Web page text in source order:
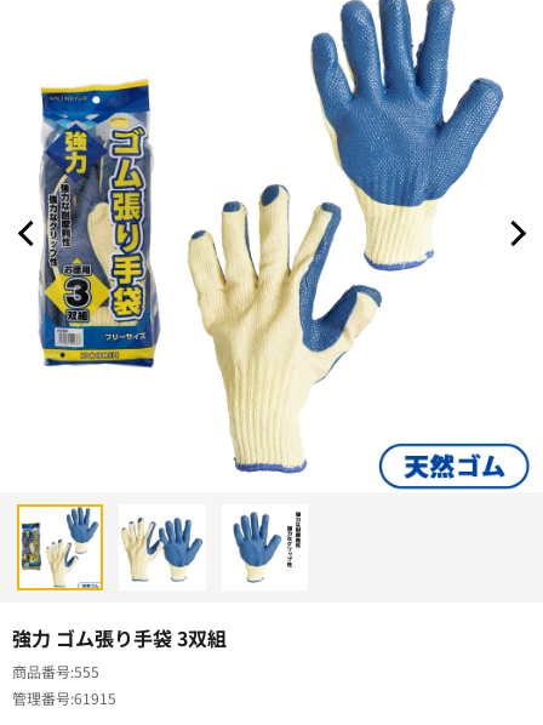
強力 ゴム張り手袋 3双組
商品番号555
管理番号61915